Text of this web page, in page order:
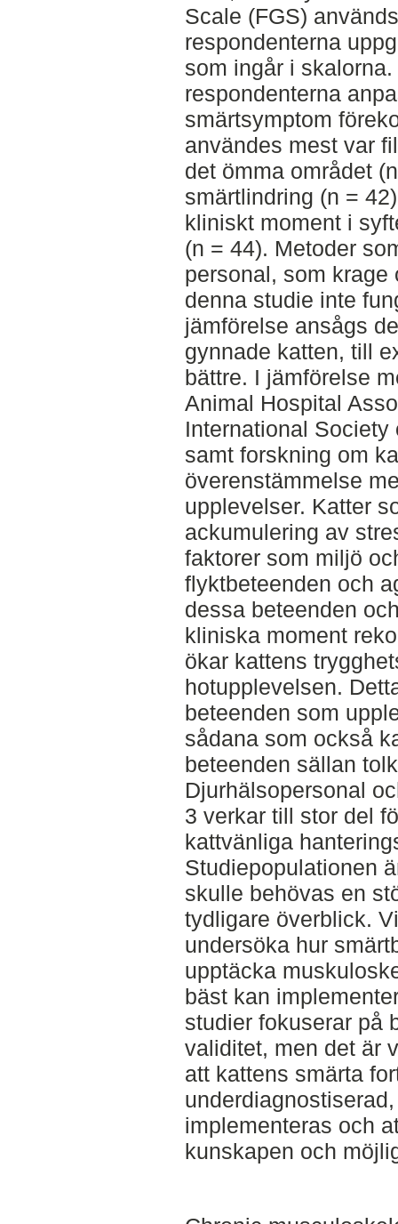
Scale (FGS)
respondenterna
som ingår i
respondenterna
smärtsymptom
användes mest var
det ömma området
smärtlindring (n =
kliniskt moment i
(n = 44). Metoder
personal, som krage
denna studie inte
jämförelse ansågs
gynnade katten, till
bättre. I jämförelse
Animal Hospital
International
samt forskning om
överenstämmelse
upplevelser. Katter
ackumulering av
faktorer som miljö
flyktbeteenden och
dessa beteenden
kliniska moment
ökar kattens
hotupplevelsen.
beteenden som
sådana som också
beteenden sällan
Djurhälsopersonal
3 verkar till stor del
kattvänliga
Studiepopulationen
skulle behövas en
tydligare överblick.
undersöka hur
upptäcka
bäst kan
studier fokuserar på
validitet, men det är
att kattens smärta
implementeras och
kunskapen och